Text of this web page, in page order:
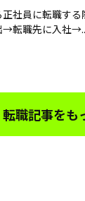
正社員に転職す
転職先に入社
職記事をも